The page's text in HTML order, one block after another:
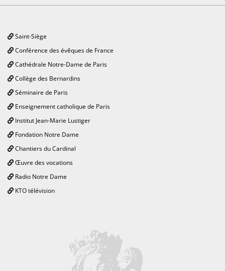
Saint-Siège
Conférence des évêques de France
Cathédrale Notre-Dame de Paris
Collège des Bernardins
Séminaire de Paris
Enseignement catholique de Paris
Institut Jean-Marie Lustiger
Fondation Notre Dame
Chantiers du Cardinal
Œuvre des vocations
Radio Notre Dame
KTO télévision